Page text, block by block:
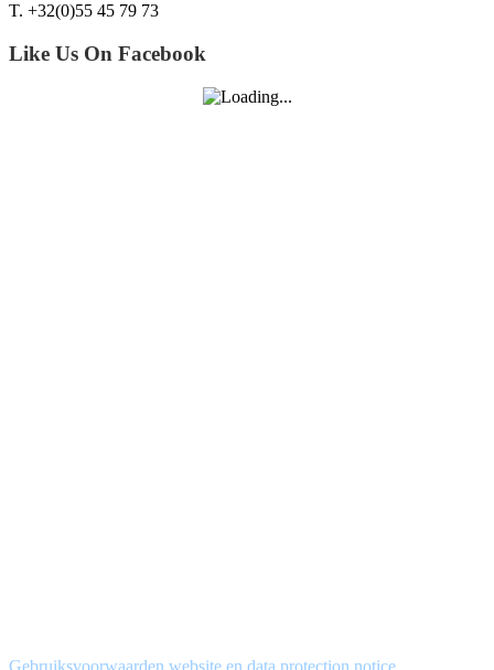
T. +32(0)55 45 79 73
Like Us On Facebook
Gebruiksvoorwaarden website en data protection notice